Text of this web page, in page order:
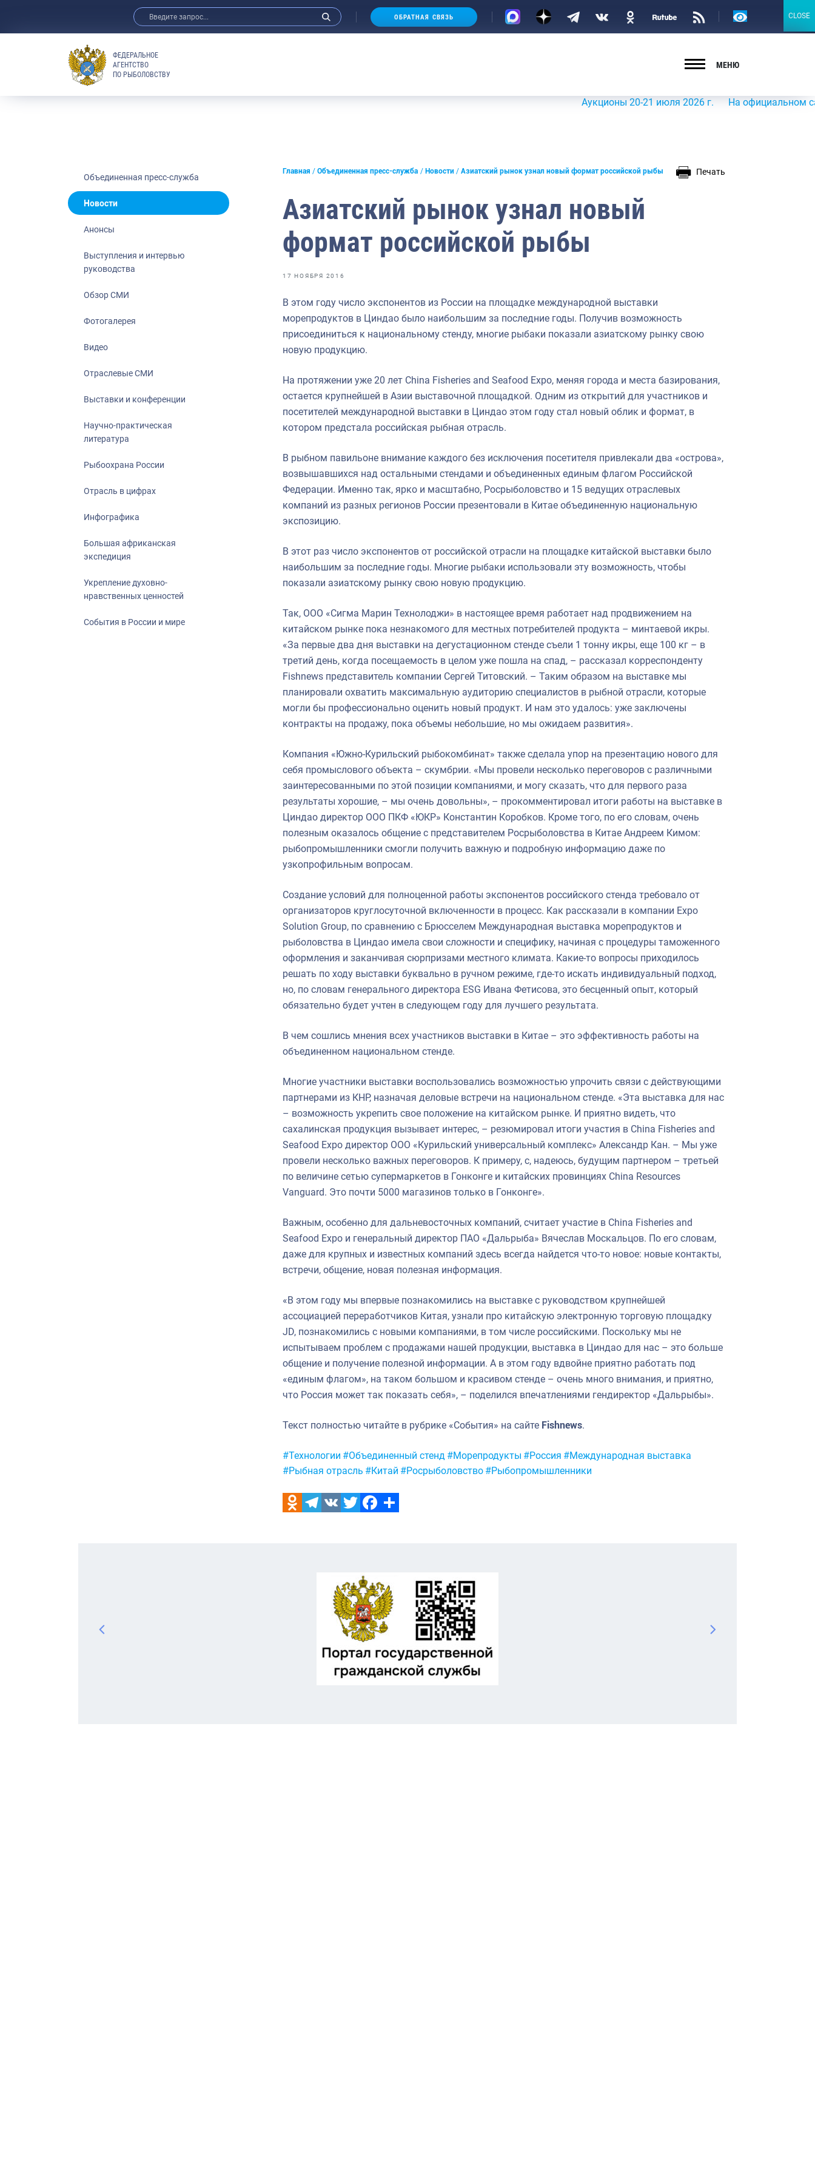
Анонсы
Отраслевые СМИ
Выставки и конференции
Рыбоохрана России
Отрасль в цифрах
Укрепление духовно-нравственных
ОБРАТНАЯ СВЯЗЬ
Версия
ФЕДЕРАЛЬНОЕ
АГЕНТСТВО
ПО РЫБОЛОВСТВУ
МЕНЮ
Аукционы 20-21 июля 2026 г. На официальном сайте
Объединенная пресс-служба
Новости
Анонсы
Выступления и интервью
руководства
Обзор СМИ
Фотогалерея
Видео
Отраслевые СМИ
Выставки и конференции
Научно-практическая
литература
Рыбоохрана России
Отрасль в цифрах
Инфографика
Большая африканская
экспедиция
Укрепление духовно-
нравственных ценностей
События в России и мире
Главная Объединенная пресс-служба Новости Азиатский рынок узнал новый формат российской рыбы Печать
Азиатский рынок узнал новый
формат российской рыбы
17 НОЯБРЯ 2016
В этом году число экспонентов из России на площадке международной выставки
морепродуктов в Циндао было наибольшим за последние годы. Получив возможность
присоединиться к национальному стенду, многие рыбаки показали азиатскому рынку свою
новую продукцию.
На протяжении уже 20 лет China Fisheries and Seafood Expo, меняя города и места базирования,
остается крупнейшей в Азии выставочной площадкой. Одним из открытий для участников и
посетителей международной выставки в Циндао этом году стал новый облик и формат, в
котором предстала российская рыбная отрасль.
В рыбном павильоне внимание каждого без исключения посетителя привлекали два «острова»,
возвышавшихся над остальными стендами и объединенных единым флагом Российской
Федерации. Именно так, ярко и масштабно, Росрыболовство и 15 ведущих отраслевых
компаний из разных регионов России презентовали в Китае объединенную национальную
экспозицию.
В этот раз число экспонентов от российской отрасли на площадке китайской выставки было
наибольшим за последние годы. Многие рыбаки использовали эту возможность, чтобы
показали азиатскому рынку свою новую продукцию.
Так, ООО «Сигма Марин Технолоджи» в настоящее время работает над продвижением на
китайском рынке пока незнакомого для местных потребителей продукта – минтаевой икры.
«За первые два дня выставки на дегустационном стенде съели 1 тонну икры, еще 100 кг – в
третий день, когда посещаемость в целом уже пошла на спад, – рассказал корреспонденту
Fishnews представитель компании Сергей Титовский. – Таким образом на выставке мы
планировали охватить максимальную аудиторию специалистов в рыбной отрасли, которые
могли бы профессионально оценить новый продукт. И нам это удалось: уже заключены
контракты на продажу, пока объемы небольшие, но мы ожидаем развития».
Компания «Южно-Курильский рыбокомбинат» также сделала упор на презентацию нового для
себя промыслового объекта – скумбрии. «Мы провели несколько переговоров с различными
заинтересованными по этой позиции компаниями, и могу сказать, что для первого раза
результаты хорошие, – мы очень довольны», – прокомментировал итоги работы на выставке в
Циндао директор ООО ПКФ «ЮКР» Константин Коробков. Кроме того, по его словам, очень
полезным оказалось общение с представителем Росрыболовства в Китае Андреем Кимом:
рыбопромышленники смогли получить важную и подробную информацию даже по
узкопрофильным вопросам.
Создание условий для полноценной работы экспонентов российского стенда требовало от
организаторов круглосуточной включенности в процесс. Как рассказали в компании Expo
Solution Group, по сравнению с Брюсселем Международная выставка морепродуктов и
рыболовства в Циндао имела свои сложности и специфику, начиная с процедуры таможенного
оформления и заканчивая сюрпризами местного климата. Какие-то вопросы приходилось
решать по ходу выставки буквально в ручном режиме, где-то искать индивидуальный подход,
но, по словам генерального директора ESG Ивана Фетисова, это бесценный опыт, который
обязательно будет учтен в следующем году для лучшего результата.
В чем сошлись мнения всех участников выставки в Китае – это эффективность работы на
объединенном национальном стенде.
Многие участники выставки воспользовались возможностью упрочить связи с действующими
партнерами из КНР, назначая деловые встречи на национальном стенде. «Эта выставка для нас
– возможность укрепить свое положение на китайском рынке. И приятно видеть, что
сахалинская продукция вызывает интерес, – резюмировал итоги участия в China Fisheries and
Seafood Expo директор ООО «Курильский универсальный комплекс» Александр Кан. – Мы уже
провели несколько важных переговоров. К примеру, с, надеюсь, будущим партнером – третьей
по величине сетью супермаркетов в Гонконге и китайских провинциях China Resources
Vanguard. Это почти 5000 магазинов только в Гонконге».
Важным, особенно для дальневосточных компаний, считает участие в China Fisheries and
Seafood Expo и генеральный директор ПАО «Дальрыба» Вячеслав Москальцов. По его словам,
даже для крупных и известных компаний здесь всегда найдется что-то новое: новые контакты,
встречи, общение, новая полезная информация.
«В этом году мы впервые познакомились на выставке с руководством крупнейшей
ассоциацией переработчиков Китая, узнали про китайскую электронную торговую площадку
JD, познакомились с новыми компаниями, в том числе российскими. Поскольку мы не
испытываем проблем с продажами нашей продукции, выставка в Циндао для нас – это больше
общение и получение полезной информации. А в этом году вдвойне приятно работать под
«единым флагом», на таком большом и красивом стенде – очень много внимания, и приятно,
что Россия может так показать себя», – поделился впечатлениями гендиректор «Дальрыбы».
Текст полностью читайте в рубрике «События» на сайте Fishnews.
Метки:
#Технологии #Объединенный стенд #Морепродукты #Россия #Международная выставка
#Рыбная отрасль #Китай #Росрыболовство #Рыбопромышленники
CLOSE
CLOSE